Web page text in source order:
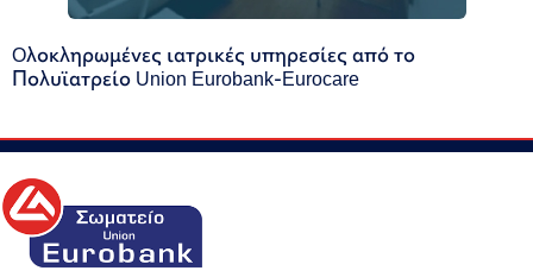
Oλοκληρωμένες ιατρικές υπηρεσίες από το
Πολυϊατρείο Union Eurobank-Eurocare